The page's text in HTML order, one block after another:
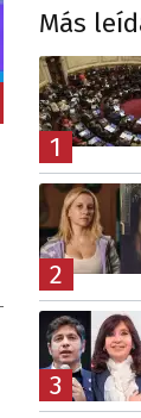
Más
1
2
3